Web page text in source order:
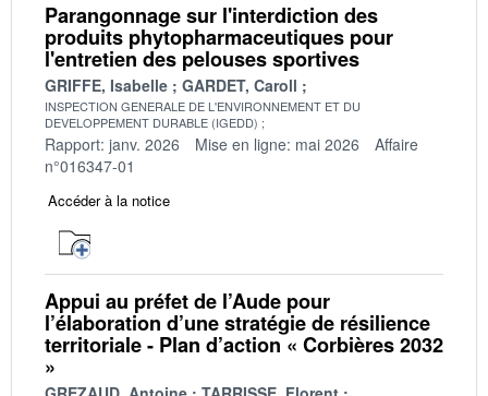
Parangonnage sur l'interdiction des
produits phytopharmaceutiques pour
l'entretien des pelouses sportives
GRIFFE, Isabelle GARDET, Caroll
INSPECTION GENERALE DE L'ENVIRONNEMENT ET DU
DEVELOPPEMENT DURABLE (IGEDD)
Rapport: janv. 2026 Mise en ligne: mai 2026
Affaire
n°016347-01
Accéder à la notice
Appui au préfet de l’Aude pour
l’élaboration d’une stratégie de résilience
territoriale - Plan d’action « Corbières 2032
»